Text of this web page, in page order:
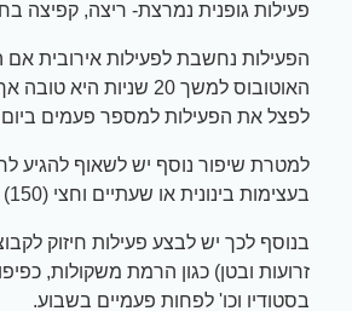
פעילות גופנית נמרצת- ריצה, קפיצה
האוטובוס למשך 20
לפצל את הפעילות למספר פעמים
בעצימות בינונית או שעתיים וחצי (150) דקות שבועיות של פעילות גופנית נמרצת.
בנוסף לכך יש לבצע פעילות חיזוק
זרועות ובטן) כגון הרמת משקולות,
בסטודיו וכו' לפחות פעמיים בשבוע.